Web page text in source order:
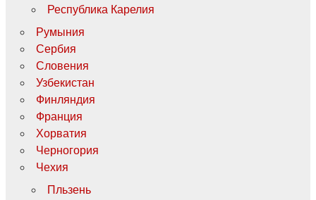
Республика Карелия
Румыния
Сербия
Словения
Узбекистан
Финляндия
Франция
Хорватия
Черногория
Чехия
Пльзень